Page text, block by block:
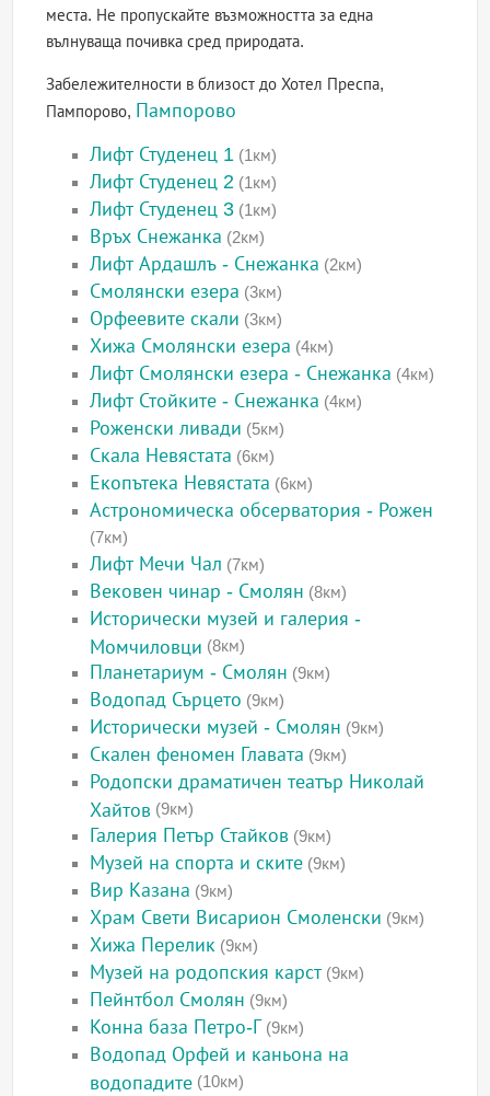
места. Не пропускайте възможността за една
вълнуваща почивка сред природата.
Забележителности в близост до Хотел Преспа,
Пампорово, Пампорово
Лифт Студенец 1 (1км)
Лифт Студенец 2 (1км)
Лифт Студенец 3 (1км)
Връх Снежанка (2км)
Лифт Ардашлъ - Снежанка (2км)
Смолянски езера (3км)
Орфеевите скали (3км)
Хижа Смолянски езера (4км)
Лифт Смолянски езера - Снежанка (4км)
Лифт Стойките - Снежанка (4км)
Роженски ливади (5км)
Скала Невястата (6км)
Екопътека Невястата (6км)
Астрономическа обсерватория - Рожен
(7км)
Лифт Мечи Чал (7км)
Вековен чинар - Смолян (8км)
Исторически музей и галерия -
Момчиловци (8км)
Планетариум - Смолян (9км)
Водопад Сърцето (9км)
Исторически музей - Смолян (9км)
Скален феномен Главата (9км)
Родопски драматичен театър Николай
Хайтов (9км)
Галерия Петър Стайков (9км)
Музей на спорта и ските (9км)
Вир Казана (9км)
Храм Свети Висарион Смоленски (9км)
Хижа Перелик (9км)
Музей на родопския карст(9км)
Пейнтбол Смолян (9км)
Конна база Петро-Г (9км)
Водопад Орфей и каньона на
водопадите (10км)